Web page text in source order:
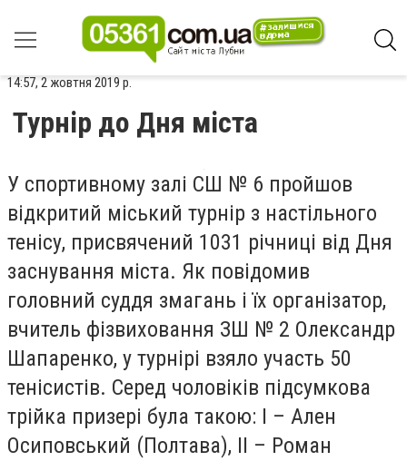
14:57, 2 жовтня 2019 р.
Турнір до Дня міста
У спортивному залі СШ № 6 пройшов
відкритий міський турнір з настільного
тенісу, присвячений 1031 річниці від Дня
заснування міста. Як повідомив
головний суддя змагань і їх організатор,
вчитель фізвиховання ЗШ № 2 Олександр
Шапаренко, у турнірі взяло участь 50
тенісистів. Серед чоловіків підсумкова
трійка призері була такою: І – Ален
Осиповський (Полтава), ІІ – Роман